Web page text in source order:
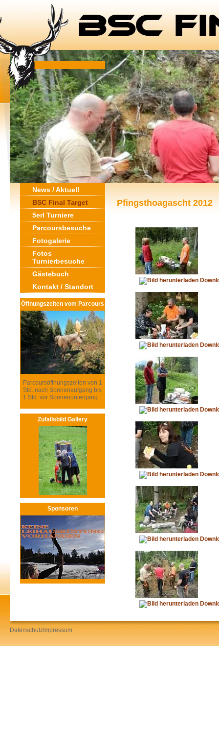
News / Aktuell
BSC Final Target
5erl Turniere
Parcoursbesuche
Fotogalerie
Fotos
Turnierbesuche
Gästebuch
Kontakt / Standort
Öffnungszeiten vom Parcours
Parcoursöffnungszeiten von 1
Std. nach Sonnenaufgang bis
1 Std. vor Sonnenuntergang.
Zufallsbild Gallery
Sponsoren
Pfingsthoagascht 2012
Datenschutz Impressum